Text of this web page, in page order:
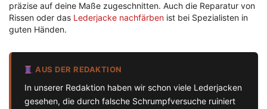
präzise auf deine Maße zugeschnitten. Auch die Reparatur von
Rissen oder das Lederjacke nachfärben ist bei Spezialisten in
guten Händen.
AUS DER REDAKTION
In unserer Redaktion haben wir schon viele Lederjacken
gesehen, die durch falsche Schrumpfversuche ruiniert